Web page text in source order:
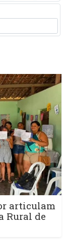
articulam
Rural de